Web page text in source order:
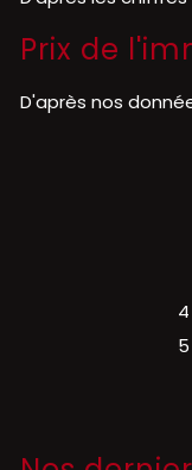
Prix de
D'après nos